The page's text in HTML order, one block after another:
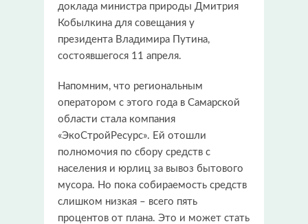
доклада министра природы Дмитрия
Кобылкина для совещания у
президента Владимира Путина,
состоявшегося 11 апреля.
Напомним, что региональным
оператором с этого года в Самарской
области стала компания
«ЭкоСтройРесурс». Ей отошли
полномочия по сбору средств с
населения и юрлиц за вывоз бытового
мусора. Но пока собираемость средств
слишком низкая – всего пять
процентов от плана. Это и может стать